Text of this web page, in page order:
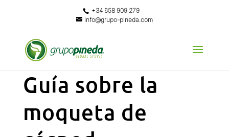
+34 658 909 279
info@grupo-pineda.com
Guía sobre la
moqueta de